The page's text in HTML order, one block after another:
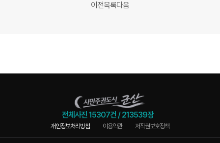
이전목록다음
전체사진15307건 /213539장
개인정보처리방침 이용약관 저작권보호정책